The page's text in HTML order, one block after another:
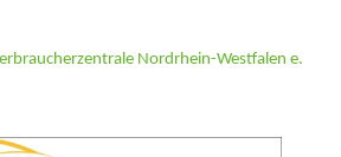
Nordrhein-Westfalen e.